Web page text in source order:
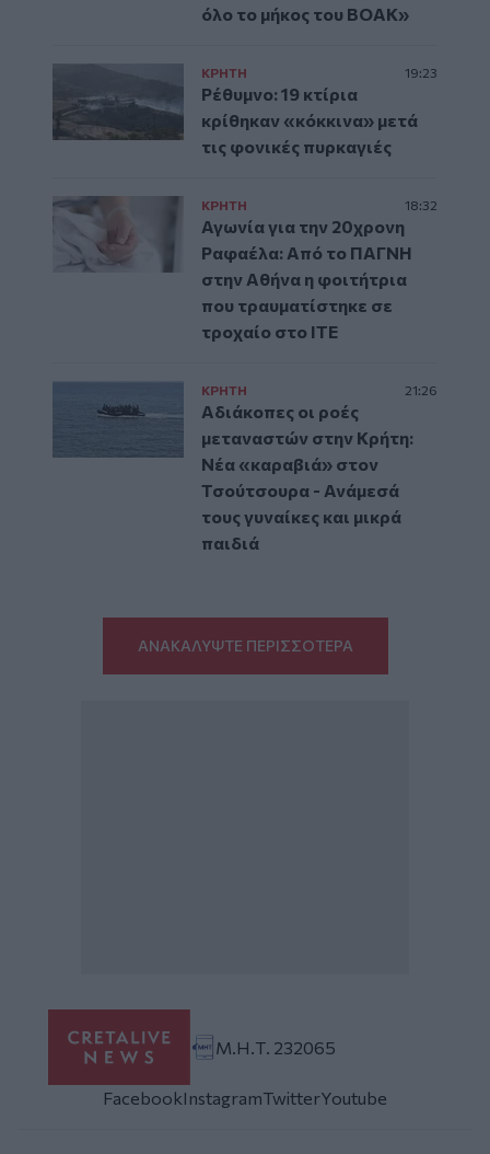
όλο το μήκος του ΒΟΑΚ»
ΚΡΗΤΗ 19:23
Ρέθυμνο: 19 κτίρια
κρίθηκαν «κόκκινα» μετά
τις φονικές πυρκαγιές
ΚΡΗΤΗ 18:32
Αγωνία για την 20χρονη
Ραφαέλα: Από το ΠΑΓΝΗ
στην Αθήνα η φοιτήτρια
που τραυματίστηκε σε
τροχαίο στο ΙΤΕ
ΚΡΗΤΗ 21:26
Αδιάκοπες οι ροές
μεταναστών στην Κρήτη:
Νέα «καραβιά» στον
Τσούτσουρα - Ανάμεσά
τους γυναίκες και μικρά
παιδιά
ΑΝΑΚΑΛΥΨΤΕ ΠΕΡΙΣΣΟΤΕΡΑ
Μ.Η.Τ. 232065
FacebookInstagramTwitterYoutube